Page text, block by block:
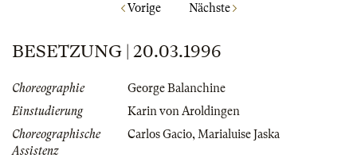
Vorige Nächste
BESETZUNG | 20.03.1996
Choreographie
George Balanchine
Einstudierung
Karin von Aroldingen
Choreographische
Assistenz
Carlos Gacio, Marialuise Jaska